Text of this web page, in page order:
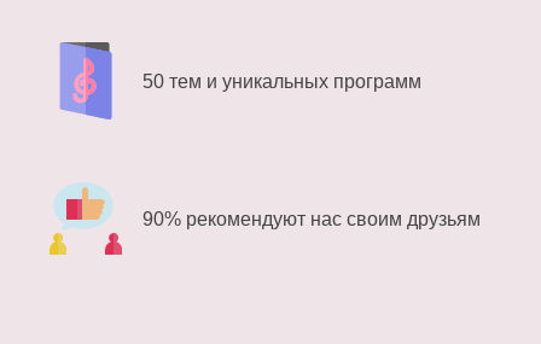
50 тем и уникальных программ
90% рекомендуют нас своим друзьям